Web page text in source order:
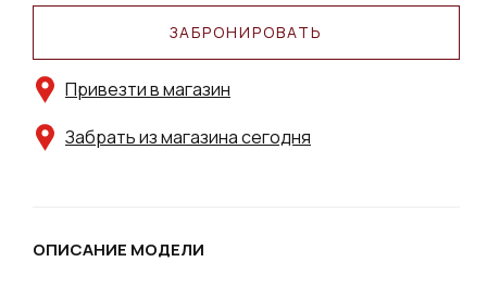
ЗАБРОНИРОВАТЬ
Привезти в магазин
Забрать из магазина сегодня
ОПИСАНИЕ МОДЕЛИ